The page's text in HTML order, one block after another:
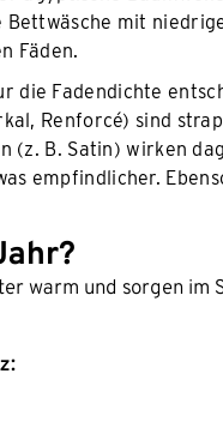
Bettwäsche mit
Fäden.
die Fadendichte
Renforcé) sind
(z. B. Satin) wirken
empfindlicher.
warm und sorgen im